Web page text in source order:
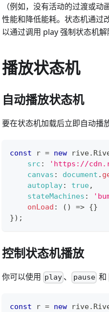
（例如，没有活动的过渡或
性能和降低能耗。状态机通过
以通过调用 play 强制状态机
播放状态机
自动播放状态机
要在状态机加载后立即自动播
const r = new rive.
src : 'https://
canvas : document .
autoplay: true,
stateMachines :
onLoad : ( ) => {}
}) ;
控制状态机播放
你可以使用 play 、 pause和
const r = new rive.